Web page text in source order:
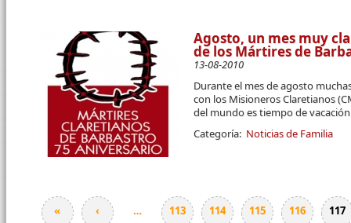
Agosto, un mes muy
de los Mártires de
13-08-2010
Durante el mes de agosto
con los Misioneros Claretianos
del mundo es tiempo de
Categoría: Noticias de Familia
« ‹ … 113 114 115 116 117